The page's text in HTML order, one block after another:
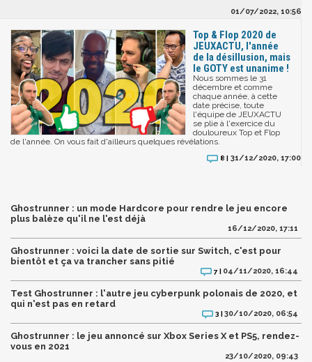
01/07/2022, 10:56
Top & Flop 2020 de
JEUXACTU, l'année
de la désillusion, mais
le GOTY est unanime !
Nous sommes le 31
décembre et comme
chaque année, à cette
date précise, toute
l'équipe de JEUXACTU
se plie à l'exercice du
douloureux Top et Flop
de l'année. On vous fait d'ailleurs quelques révélations.
8 | 31/12/2020, 17:00
Ghostrunner : un mode Hardcore pour rendre le jeu encore
plus balèze qu'il ne l'est déjà
16/12/2020, 17:11
Ghostrunner : voici la date de sortie sur Switch, c'est pour
bientôt et ça va trancher sans pitié
7 | 04/11/2020, 16:44
Test Ghostrunner : l'autre jeu cyberpunk polonais de 2020, et
qui n'est pas en retard
3 | 30/10/2020, 06:54
Ghostrunner : le jeu annoncé sur Xbox Series X et PS5, rendez-
vous en 2021
23/10/2020, 09:43